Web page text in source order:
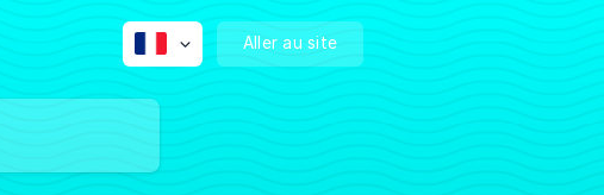
Aller au site